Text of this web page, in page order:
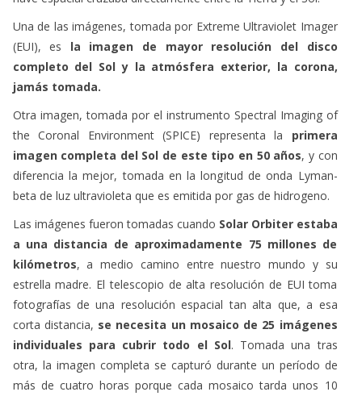
Una de las imágenes, tomada por Extreme Ultraviolet Imager
(EUI), es la imagen de mayor resolución del disco
completo del Sol y la atmósfera exterior, la corona,
jamás tomada.
Otra imagen, tomada por el instrumento Spectral Imaging of
the Coronal Environment (SPICE) representa la primera
imagen completa del Sol de este tipo en 50 años, y con
diferencia la mejor, tomada en la longitud de onda Lyman-
beta de luz ultravioleta que es emitida por gas de hidrogeno.
Las imágenes fueron tomadas cuando Solar Orbiter estaba
a una distancia de aproximadamente 75 millones de
kilómetros, a medio camino entre nuestro mundo y su
estrella madre. El telescopio de alta resolución de EUI toma
fotografías de una resolución espacial tan alta que, a esa
corta distancia, se necesita un mosaico de 25 imágenes
individuales para cubrir todo el Sol. Tomada una tras
otra, la imagen completa se capturó durante un período de
más de cuatro horas porque cada mosaico tarda unos 10